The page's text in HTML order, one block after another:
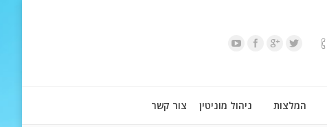
המלצות ניהול מוניטין צור קשר